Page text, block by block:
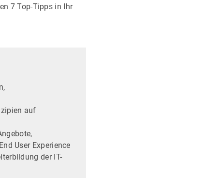
7 Top-Tipps in Ihr
auf
User Experience
der IT-